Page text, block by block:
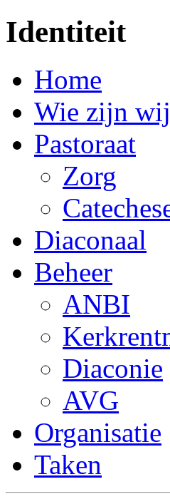
Identiteit
Home
Wie zijn wij
Pastoraat
Zorg
Diaconaal
Beheer
ANBI
Diaconie
AVG
Organisatie
Taken